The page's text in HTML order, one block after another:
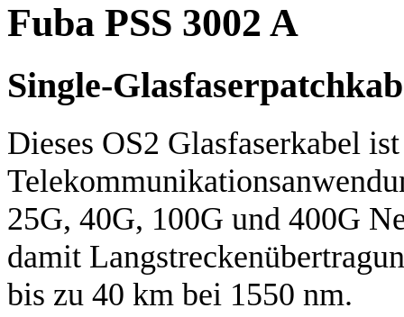
Fuba PSS 3002 A
Single-
Dieses OS2 Glasfaserkabel
25G, 40G, 100G und 400G
damit
bis zu 40 km bei 1550 nm.